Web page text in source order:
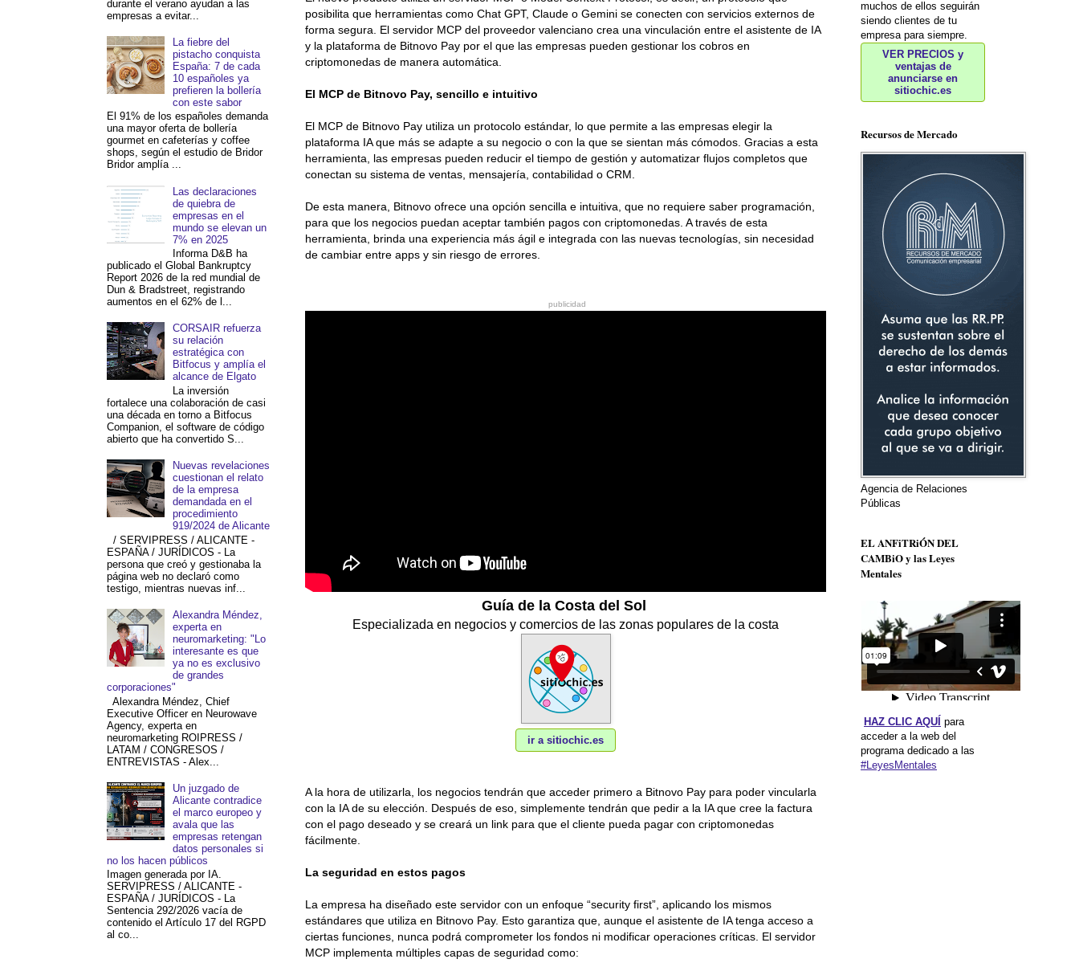
posibilita que herramientas como Chat GPT, Claude o Gemini se conecten con servicios externos de
forma segura. El servidor MCP del proveedor valenciano crea una vinculación entre el asistente de IA
y la plataforma de Bitnovo Pay por el que las empresas pueden gestionar los cobros en
criptomonedas de manera automática.
El MCP de Bitnovo Pay, sencillo e intuitivo
El MCP de Bitnovo Pay utiliza un protocolo estándar, lo que permite a las empresas elegir la
plataforma IA que más se adapte a su negocio o con la que se sientan más cómodos. Gracias a esta
herramienta, las empresas pueden reducir el tiempo de gestión y automatizar flujos completos que
conectan su sistema de ventas, mensajería, contabilidad o CRM.
De esta manera, Bitnovo ofrece una opción sencilla e intuitiva, que no requiere saber programación,
para que los negocios puedan aceptar también pagos con criptomonedas. A través de esta
herramienta, brinda una experiencia más ágil e integrada con las nuevas tecnologías, sin necesidad
de cambiar entre apps y sin riesgo de errores.
publicidad
Guía de la Costa del Sol
Especializada en negocios y comercios de las zonas populares de la costa
ir a sitiochic.es
A la hora de utilizarla, los negocios tendrán que acceder primero a Bitnovo Pay para poder vincularla
con la IA de su elección. Después de eso, simplemente tendrán que pedir a la IA que cree la factura
con el pago deseado y se creará un link para que el cliente pueda pagar con criptomonedas
fácilmente.
La seguridad en estos pagos
La empresa ha diseñado este servidor con un enfoque “security first”, aplicando los mismos
estándares que utiliza en Bitnovo Pay. Esto garantiza que, aunque el asistente de IA tenga acceso a
ciertas funciones, nunca podrá comprometer los fondos ni modificar operaciones críticas. El servidor
MCP implementa múltiples capas de seguridad como:
durante el verano ayudan a las
empresas a evitar...
La fiebre del
pistacho conquista
España: 7 de cada
10 españoles ya
prefieren la bollería
con este sabor
El 91% de los españoles demanda
una mayor oferta de bollería
gourmet en cafeterías y coffee
shops, según el estudio de Bridor
Bridor amplía ...
Las declaraciones
de quiebra de
empresas en el
mundo se elevan un
7% en 2025
Informa D&B ha
publicado el Global Bankruptcy
Report 2026 de la red mundial de
Dun & Bradstreet, registrando
aumentos en el 62% de l...
CORSAIR refuerza
su relación
estratégica con
Bitfocus y amplía el
alcance de Elgato
La inversión
fortalece una colaboración de casi
una década en torno a Bitfocus
Companion, el software de código
abierto que ha convertido S...
Nuevas revelaciones
cuestionan el relato
de la empresa
demandada en el
procedimiento
919/2024 de Alicante
/ SERVIPRESS / ALICANTE -
ESPAÑA / JURÍDICOS - La
persona que creó y gestionaba la
página web no declaró como
testigo, mientras nuevas inf...
Alexandra Méndez,
experta en
neuromarketing: "Lo
interesante es que
ya no es exclusivo
de grandes
corporaciones"
Alexandra Méndez, Chief
Executive Officer en Neurowave
Agency, experta en
neuromarketing ROIPRESS /
LATAM / CONGRESOS /
ENTREVISTAS - Alex...
Un juzgado de
Alicante contradice
el marco europeo y
avala que las
empresas retengan
datos personales si
no los hacen públicos
Imagen generada por IA.
SERVIPRESS / ALICANTE -
ESPAÑA / JURÍDICOS - La
Sentencia 292/2026 vacía de
contenido el Artículo 17 del RGPD
al co...
muchos de ellos seguirán
siendo clientes de tu
empresa para siempre.
VER PRECIOS y
ventajas de
anunciarse en
sitiochic.es
Recursos de Mercado
Agencia de Relaciones
Públicas
EL ANFiTRiÓN DEL
CAMBiO y las Leyes
Mentales
HAZ CLIC AQUÍ para
acceder a la web del
programa dedicado a las
#LeyesMentales